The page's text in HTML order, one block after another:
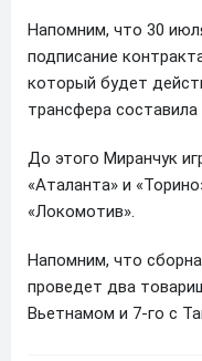
Напомним, что 30
подписание
который будет
трансфера
До этого Миранчук
«Аталанта» и
«Локомотив».
Напомним, что
проведет два
Вьетнамом и 7-го с